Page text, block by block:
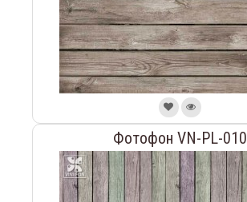
Фотофон VN-PL-010